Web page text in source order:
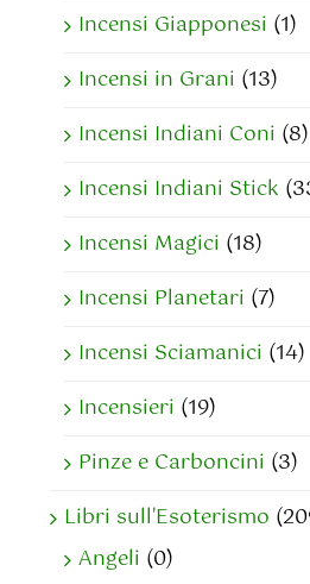
Incensi Giapponesi (1)
Incensi in Grani (13)
Incensi Indiani Coni (8)
Incensi Indiani Stick
Incensi Magici (18)
Incensi Planetari (7)
Incensi Sciamanici (14)
Incensieri (19)
Pinze e Carboncini (3)
Libri sull'Esoterismo
Angeli (0)